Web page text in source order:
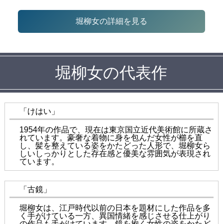
堀柳女の詳細を見る
堀柳女の代表作
「けはい」
1954年の作品で、現在は東京国立近代美術館に所蔵さ
れています。豪奢な着物に身を包んだ女性が櫛を直
し、髪を整えている姿をかたどった人形で、堀柳女ら
しいしっかりとした存在感と優美な雰囲気が表現され
ています。
「古鏡」
堀柳女は、江戸時代以前の日本を題材にした作品を多
く手がけている一方、異国情緒を感じさせる仕上がり